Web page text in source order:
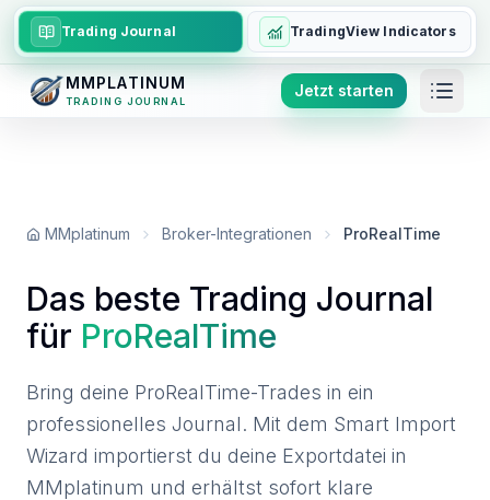
Trading Journal TradingView Indicators
MMPLATINUM
TRADING JOURNAL
Jetzt starten
MMplatinum Broker-Integrationen ProRealTime
Das beste Trading Journal
für ProRealTime
Bring deine ProRealTime-Trades in ein
professionelles Journal. Mit dem Smart Import
Wizard importierst du deine Exportdatei in
MMplatinum und erhältst sofort klare